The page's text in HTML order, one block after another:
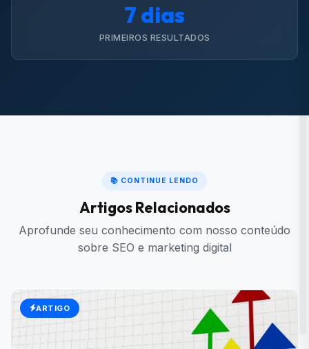
7 dias
PRIMEIROS RESULTADOS
📚 CONTINUE LENDO
Artigos Relacionados
Aprofunde seu conhecimento com nosso conteúdo
sobre SEO e marketing digital
ARTIGO